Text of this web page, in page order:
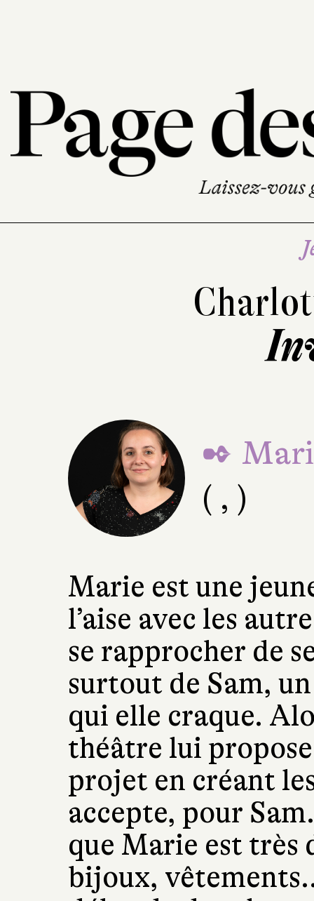
✒
( , )
Marie est une
l’aise avec les
se rapprocher de
surtout de Sam,
qui elle craque.
théâtre lui
projet en créant
accepte, pour
que Marie est très
bijoux,